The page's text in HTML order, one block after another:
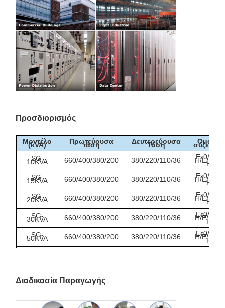
Προσδιορισμός
Μοντέλο
(kVA) Πρωτεύουσα
τάση Δευτερεύουσα
Τάση Ομάδα
σύζευξης
SG-
10KVA 660/400/380/200 380/220/110/36 Εε0/Ε/η/
Η/Ε/Η/Η/
Η
SG-
15KVA 660/400/380/200 380/220/110/36 Εε0/Ε/η/
Η/Ε/Η/Η/
Η
SG-
20KVA 660/400/380/200 380/220/110/36 Εε0/Ε/η/
Η/Ε/Η/Η/
Η
SG-
30KVA 660/400/380/200 380/220/110/36 Εε0/Ε/η/
Η/Ε/Η/Η/
Η
SG-
50KVA 660/400/380/200 380/220/110/36 Εε0/Ε/η/
Η/Ε/Η/Η/
Η
100KVA
Διαδικασία Παραγωγής